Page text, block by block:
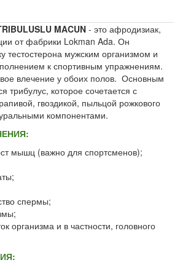
MACUN - это афродизиак,
от фабрики Lokman Ada. Он
тестостерона мужским организмом и
к спортивным упражнениям.
влечение у обоих полов. Основным
трибулус, которое сочетается с
гвоздикой, пыльцой рожкового
компонентами.
мышц (важно для спортсменов);
спермы;
организма и в частности, головного